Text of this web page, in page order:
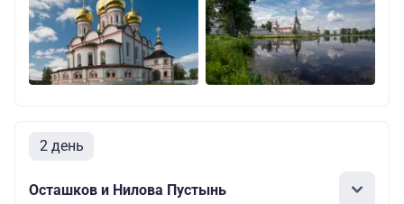
2 день
Осташков и Нилова Пустынь